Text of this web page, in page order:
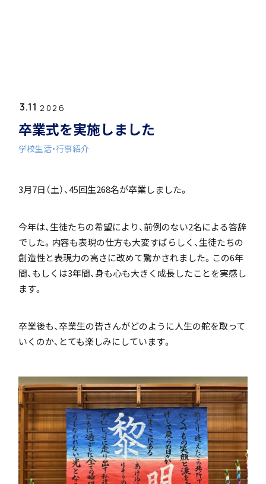
3.11 2026
卒業式を実施しました
学校生活・行事紹介
3月7日（土）、45回生268名が卒業しました。
今年は、生徒たちの希望により、前例のない2名による答辞
でした。内容も表現の仕方も大変すばらしく、生徒たちの
創造性と表現力の高さに改めて驚かされました。この6年
間、もしくは3年間、身も心も大きく成長したことを実感し
ます。
卒業後も、卒業生の皆さんがどのように人生の舵を取って
いくのか、とても楽しみにしています。
学校長挨拶
年間行事・課外活動
いじめ防止基本方針
特色